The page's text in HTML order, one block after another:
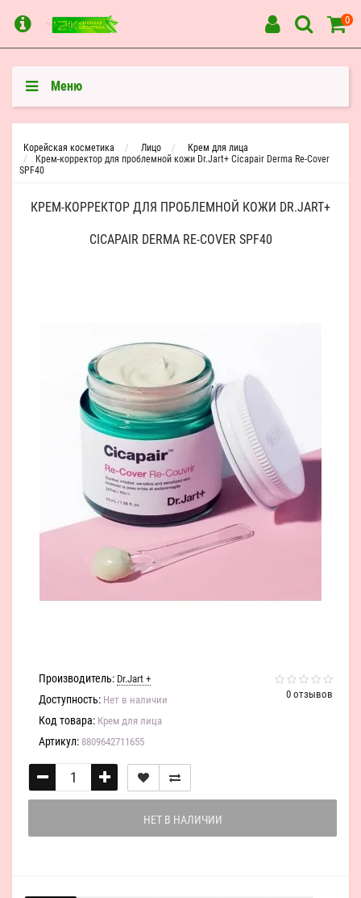
0
Меню
Корейская косметика Лицо
Крем для лица
Крем-корректор для проблемной кожи Dr.Jart+ Cicapair Derma Re-Cover
SPF40
КРЕМ-КОРРЕКТОР ДЛЯ ПРОБЛЕМНОЙ КОЖИ DR.JART+
CICAPAIR DERMA RE-COVER SPF40
0 отзывов
Производитель: Dr.Jart +
Доступность: Нет в наличии
Код товара: Крем для лица
Артикул: 8809642711655
НЕТ В НАЛИЧИИ